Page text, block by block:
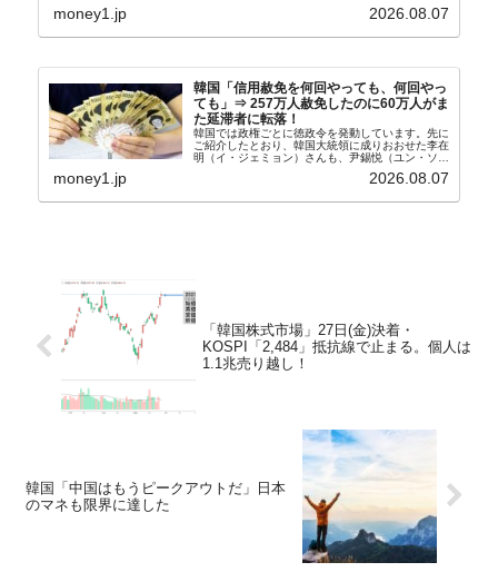
台数はこの中に捉えられているはずです。先月から
money1.jp 2026.08.07
韓国「信用赦免を何回やっても、何回やっ
ても」⇒ 257万人赦免したのに60万人がま
た延滞者に転落！
韓国では政権ごとに徳政令を発動しています。先に
ご紹介したとおり、韓国大統領に成りおおせた李在
明（イ・ジェミョン）さんも、尹錫悦（ユン・ソギ
バンクにして不良債権の買い取りを行い、分割償還
money1.jp 2026.08.07
「韓国株式市場」27日(金)決着・
KOSPI「2,484」抵抗線で止まる。個人は
1.1兆売り越し！
韓国「中国はもうピークアウトだ」日本
のマネも限界に達した